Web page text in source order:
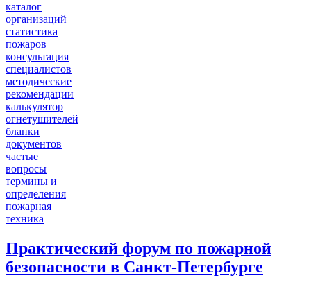
каталог
организаций
статистика
пожаров
консультация
специалистов
методические
рекомендации
калькулятор
огнетушителей
бланки
документов
частые
вопросы
термины и
определения
пожарная
техника
Практический форум по пожарной
безопасности в Санкт-Петербурге